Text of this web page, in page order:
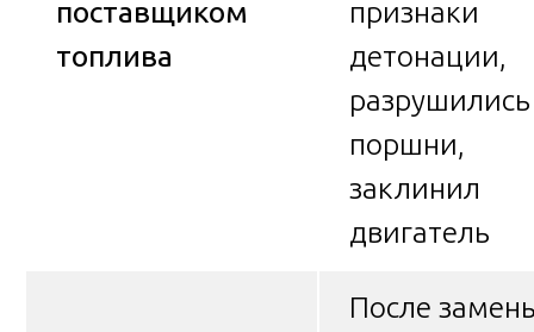
поставщиком
топлива
признаки
детонации,
разрушились
поршни,
заклинил
двигатель
После